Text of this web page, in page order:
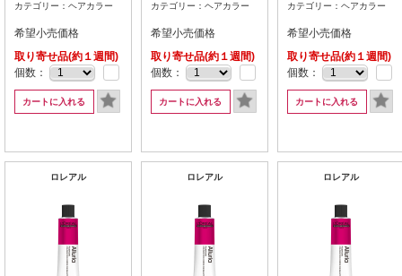
カテゴリー：ヘアカラー
希望小売価格
取り寄せ品(約１週間)
個数：
カートに入れる
カテゴリー：ヘアカラー
希望小売価格
取り寄せ品(約１週間)
個数：
カートに入れる
カテゴリー：ヘアカラー
希望小売価格
取り寄せ品(約１週間)
個数：
カートに入れる
ロレアル ロレアル ロレアル